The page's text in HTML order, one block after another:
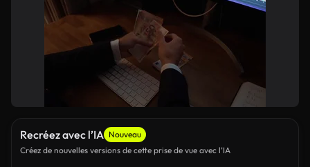
Recréez avec l’IA Nouveau
Créez de nouvelles versions de cette prise de vue avec l’IA